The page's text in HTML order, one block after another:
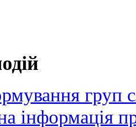
груп
інформація